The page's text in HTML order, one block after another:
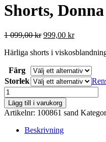
Shorts,
1 099,00kr Det
priset
1
099,00 kr.
999,00 krDet
priset
999,00 kr.
Härliga shorts i
Färg
Storlek
Shorts,
Donna
loose
–
Laurie
mängd
Lägg till i varukorg
Artikelnr: 100861 sand
Beskrivning